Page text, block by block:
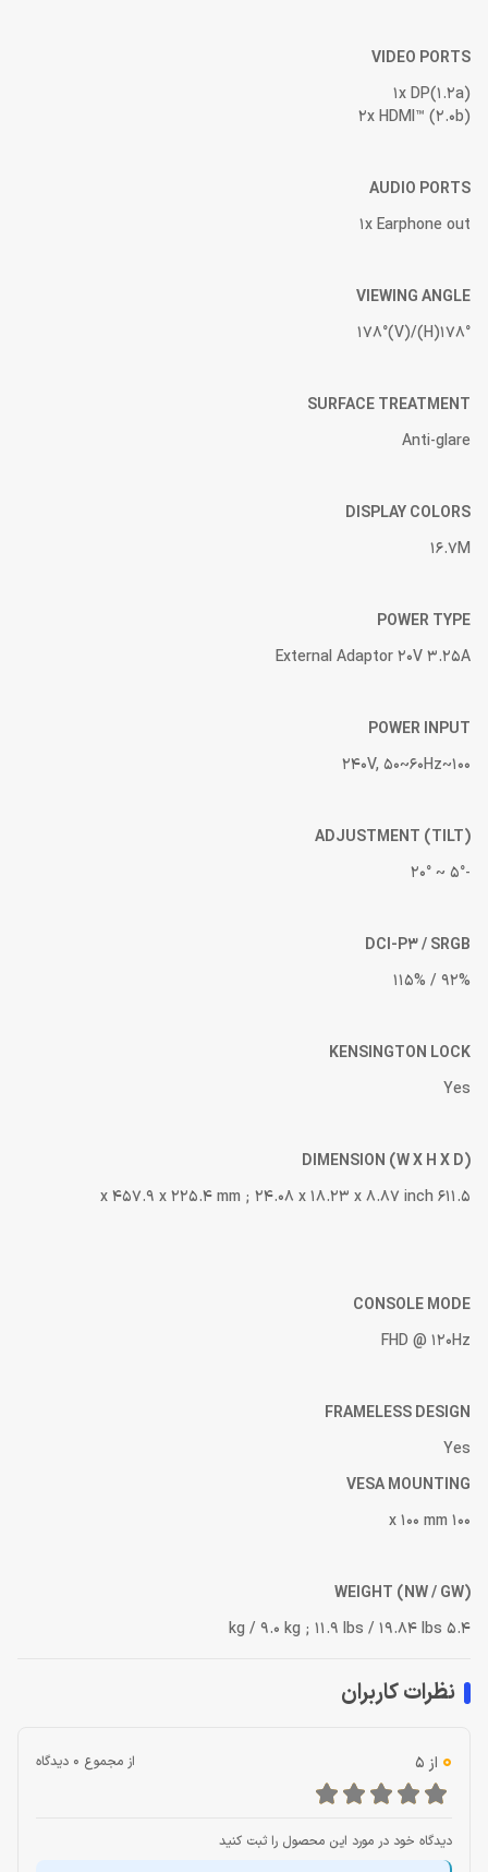
VIDEO PORTS
1x DP(1.2a)
2x HDMI™ (2.0b)
AUDIO PORTS
1x Earphone out
VIEWING ANGLE
178°(H)/178°(V)
SURFACE TREATMENT
Anti-glare
DISPLAY COLORS
16.7M
POWER TYPE
External Adaptor 20V 3.25A
POWER INPUT
100~240V, 50~60Hz
ADJUSTMENT (TILT)
-5° ~ 20°
DCI-P3 / SRGB
92% / 115%
KENSINGTON LOCK
Yes
DIMENSION (W X H X D)
611.5 x 457.9 x 225.4 mm ; 24.08 x 18.23 x 8.87 inch
CONSOLE MODE
FHD @ 120Hz
FRAMELESS DESIGN
Yes
VESA MOUNTING
100 x 100 mm
WEIGHT (NW / GW)
5.4 kg / 9.0 kg ; 11.9 lbs / 19.84 lbs
نظرات کاربران
0 از 5 از مجموع 0 دیدگاه
دیدگاه خود در مورد این محصول را ثبت کنید